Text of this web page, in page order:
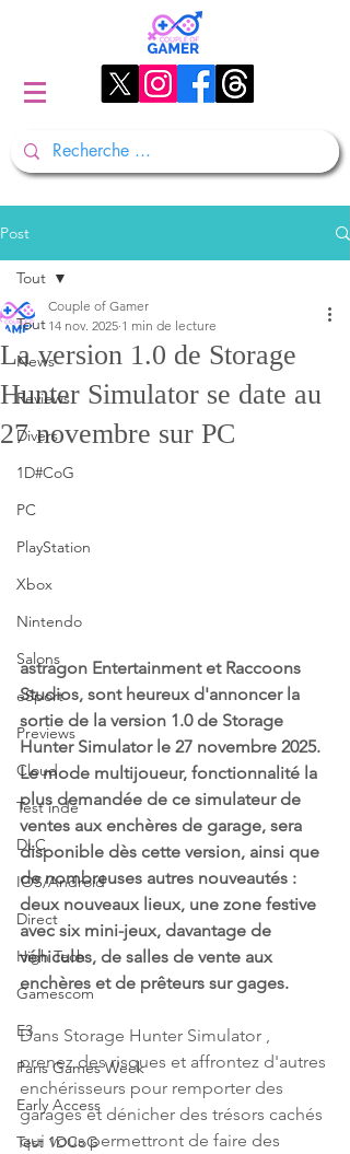
Post
Tout
News
Reviews
Divers
1D#CoG
PC
PlayStation
Xbox
Nintendo
Salons
eSport
Previews
Cloud
Test indé
DLC
IOS/Android
Direct
High Tech
Gamescom
E3
Paris Games Week
Early Access
Test 1DCoG
Tout
La version 1.0 de Storage
Hunter Simulator se date au
27 novembre sur PC
Couple of Gamer
14 nov. 2025 1 min de lecture
astragon Entertainment et Raccoons
Studios, sont heureux d'annoncer la
sortie de la version 1.0 de Storage
Hunter Simulator le 27 novembre 2025.
Le mode multijoueur, fonctionnalité la
plus demandée de ce simulateur de
ventes aux enchères de garage, sera
disponible dès cette version, ainsi que
de nombreuses autres nouveautés :
deux nouveaux lieux, une zone festive
avec six mini-jeux, davantage de
véhicules, de salles de vente aux
enchères et de prêteurs sur gages.
Dans Storage Hunter Simulator ,
prenez des risques et affrontez d'autres
enchérisseurs pour remporter des
garages et dénicher des trésors cachés
qui vous permettront de faire des